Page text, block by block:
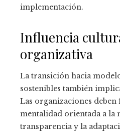
implementación.
Influencia
organizativa
La transición hacia
sostenibles también
Las organizaciones
mentalidad orientada a la
transparencia y la